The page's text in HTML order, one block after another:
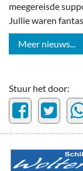
meegereisde
Jullie waren
Meer nieuws...
Stuur het door: